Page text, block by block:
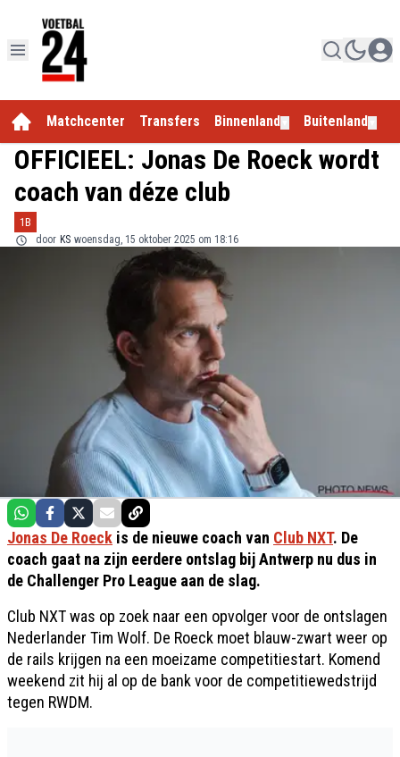
Matchcenter Transfers Binnenland Buitenland
OFFICIEEL: Jonas De Roeck wordt
coach van déze club
1B
door KS woensdag, 15 oktober 2025 om 18:16
Jonas De Roeck is de nieuwe coach van Club NXT. De
coach gaat na zijn eerdere ontslag bij Antwerp nu dus in
de Challenger Pro League aan de slag.
Club NXT was op zoek naar een opvolger voor de ontslagen
Nederlander Tim Wolf. De Roeck moet blauw-zwart weer op
de rails krijgen na een moeizame competitiestart. Komend
weekend zit hij al op de bank voor de competitiewedstrijd
tegen RWDM.